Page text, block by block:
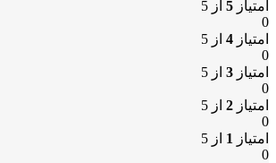
امتیاز 5 از 5
0
امتیاز 4 از 5
0
امتیاز 3 از 5
0
امتیاز 2 از 5
0
امتیاز 1 از 5
0